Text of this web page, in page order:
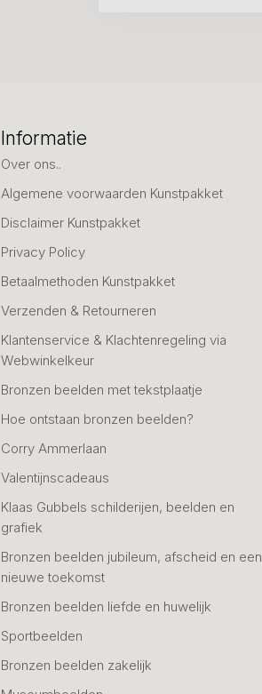
Informatie
Over ons..
Algemene voorwaarden Kunstpakket
Disclaimer Kunstpakket
Privacy Policy
Betaalmethoden Kunstpakket
Verzenden & Retourneren
Klantenservice & Klachtenregeling via
Webwinkelkeur
Bronzen beelden met tekstplaatje
Hoe ontstaan bronzen beelden?
Corry Ammerlaan
Valentijnscadeaus
Klaas Gubbels schilderijen, beelden en
grafiek
Bronzen beelden jubileum, afscheid en een
nieuwe toekomst
Bronzen beelden liefde en huwelijk
Sportbeelden
Bronzen beelden zakelijk